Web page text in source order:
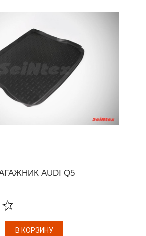
AUDI Q5